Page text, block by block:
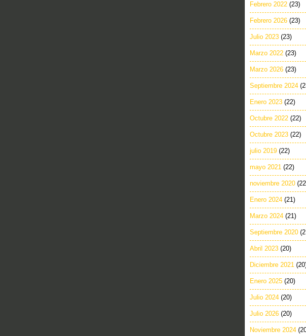
Febrero 2022 (23)
Febrero 2026 (23)
Julio 2023 (23)
Marzo 2022 (23)
Marzo 2026 (23)
Septiembre 2024
Enero 2023 (22)
Octubre 2022 (22)
Octubre 2023 (22)
julio 2019 (22)
mayo 2021 (22)
noviembre 2020
Enero 2024 (21)
Marzo 2024 (21)
Septiembre 2020
Abril 2023 (20)
Diciembre 2021
Enero 2025 (20)
Julio 2024 (20)
Julio 2026 (20)
Noviembre 2024